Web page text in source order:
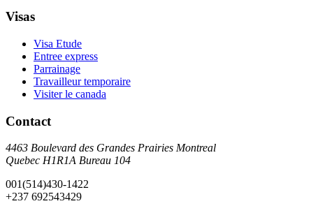
Visas
Visa Etude
Entree express
Parrainage
Travailleur temporaire
Visiter le canada
Contact
4463 Boulevard des Grandes Prairies Montreal
Quebec H1R1A Bureau 104
001(514)430-1422
+237 692543429